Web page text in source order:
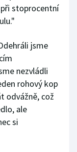
stoprocentní
jsme
nezvládli
rohový kop
odvážně, což
ale
si